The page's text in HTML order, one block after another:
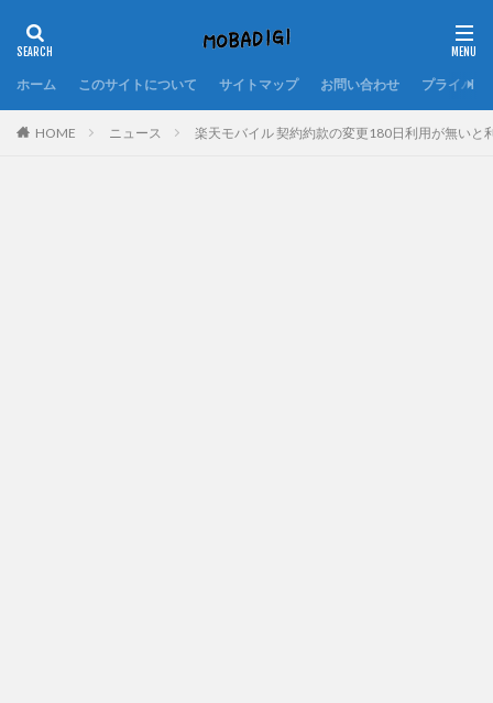
ホーム このサイトについて サイトマップ お問い合わせ プライバシ
HOME ニュース 楽天モバイル 契約約款の変更180日利用が無いと